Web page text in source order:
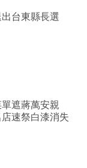
台東縣長選
遮蔣萬安親
速祭白漆消失